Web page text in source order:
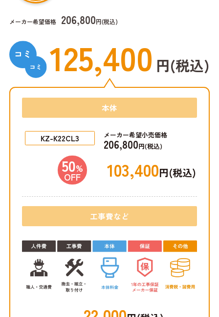
メーカー希望価格 206,800円(税込)
125,400 円(税込)
本体
KZ-K22CL3 メーカー希望小売価格
206,800円(税込)
50%
OFF 103,400円(税込)
工事費など